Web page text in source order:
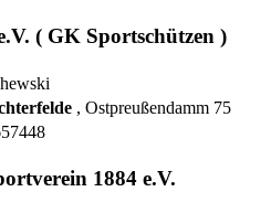
( GK Sportschützen )
, Ostpreußendamm 75
1884 e.V.